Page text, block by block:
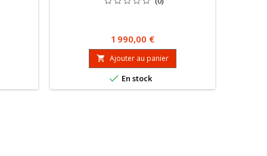
Prix
1 990,00 €
 Ajouter au panier
 En stock